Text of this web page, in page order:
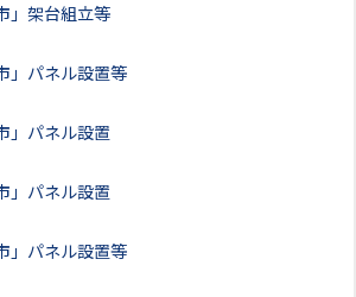
」架台組立等
」パネル設置等
」パネル設置
」パネル設置
」パネル設置等